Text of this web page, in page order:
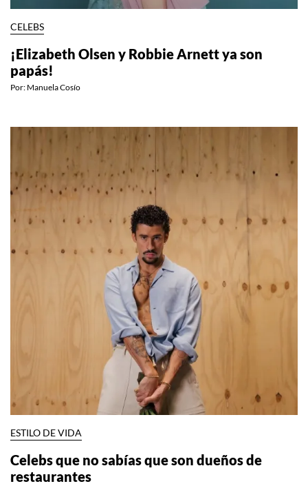
CELEBS
¡Elizabeth Olsen y Robbie Arnett ya son
papás!
Por: Manuela Cosío
ESTILO DE VIDA
Celebs que no sabías que son dueños de
restaurantes